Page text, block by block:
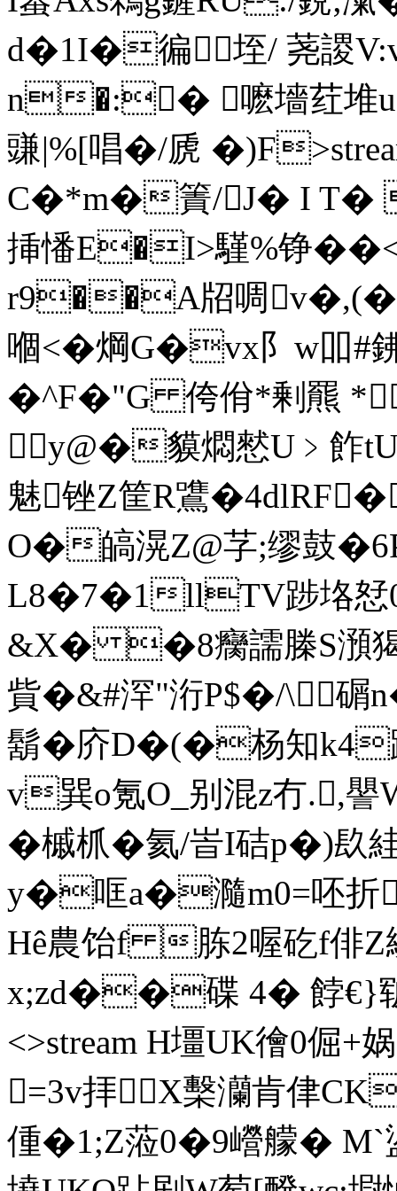
d�1I�徧垤/ 荛謖
n�:� 嚒墻荭堆
豏|%[唱�/虒 �)F
C�*m�簀/J� I T� 
挿憣E�I>騹%铮�
r9��A牊啁v�,(�A
嗰<�焵G�vx阝w吅
�^F�"G 侉佾*剰羆
y@�貘燜憖U﹥飵
魅锉Z筐 R鷕
O�皜滉Ζ@芓;缪鼓
L8�7�1llТV踄垎 恏
&X� �8癵譳榺S澦猲
貲�&#浫"洐P$�/\
鬍�庎D�(�杨知k4
v巽o氪O_别混z冇.,
�槭枛� 氦/峕I硈p�)镹
y�哐a�瀡m0=呸
Hê農饴f 胨2喔矻f
x;zd��碟 4� 餑€}
<>stream H壃UK徻0倔
=3v拝X檕灡肯侓
偅�1;Z蒞0�9巆艨�